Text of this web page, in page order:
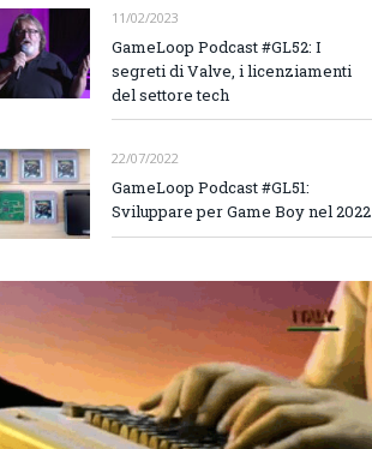
11/02/2023
GameLoop Podcast #GL52: I
segreti di Valve, i licenziamenti
del settore tech
22/07/2022
GameLoop Podcast #GL51:
Sviluppare per Game Boy nel 2022